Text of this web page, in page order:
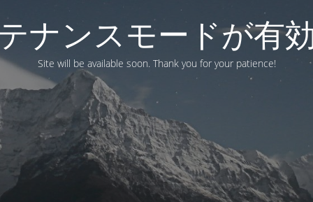
ナンスモードが有
Site will be available soon. Thank you for your patience!